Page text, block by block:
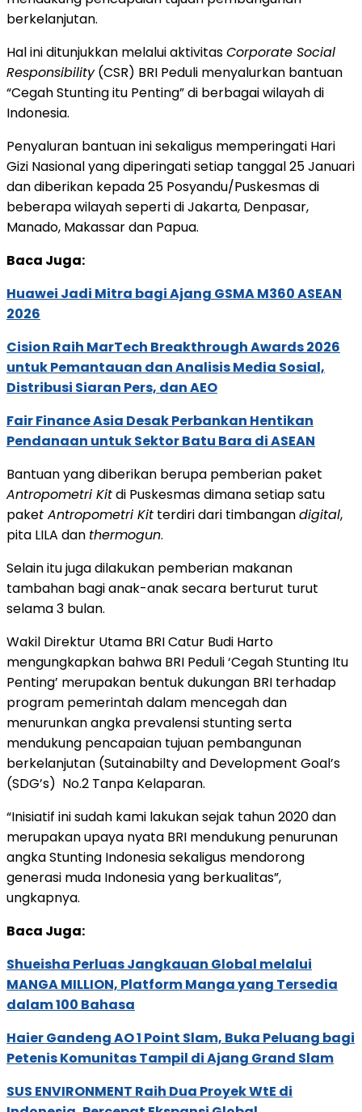
berkelanjutan.
Hal ini ditunjukkan melalui aktivitasCorporate Social
Responsibility(CSR) BRI Peduli menyalurkan bantuan
“Cegah Stunting itu Penting” di berbagai wilayah di
Indonesia.
Penyaluran bantuan ini sekaligus memperingati Hari
Gizi Nasional yang diperingati setiap tanggal 25 Januari
dan diberikan kepada 25 Posyandu/Puskesmas di
beberapa wilayah seperti di Jakarta, Denpasar,
Manado, Makassar dan Papua.
Baca Juga:
Huawei Jadi Mitra bagi Ajang GSMA M360 ASEAN
2026
Cision Raih MarTech Breakthrough Awards 2026
untuk Pemantauan dan Analisis Media Sosial,
Distribusi Siaran Pers, dan AEO
Fair Finance Asia Desak Perbankan Hentikan
Pendanaan untuk Sektor Batu Bara di ASEAN
Bantuan yang diberikan berupa pemberian paket
Antropometri Kitdi Puskesmas dimana setiap satu
paket Antropometri Kit terdiri dari timbangandigital,
pita LILA dan thermogun.
Selain itu juga dilakukan pemberian makanan
tambahan bagi anak-anak secara berturut turut
selama 3 bulan.
Wakil Direktur Utama BRI Catur Budi Harto
mengungkapkan bahwa BRI Peduli ‘Cegah Stunting Itu
Penting’ merupakan bentuk dukungan BRI terhadap
program pemerintah dalam mencegah dan
menurunkan angka prevalensi stunting serta
mendukung pencapaian tujuan pembangunan
berkelanjutan (Sutainabilty and Development Goal’s
(SDG’s) No.2 Tanpa Kelaparan.
“Inisiatif ini sudah kami lakukan sejak tahun 2020 dan
merupakan upaya nyata BRI mendukung penurunan
angka Stunting Indonesia sekaligus mendorong
generasi muda Indonesia yang berkualitas”,
ungkapnya.
Baca Juga:
Shueisha Perluas Jangkauan Global melalui
MANGA MILLION, Platform Manga yang Tersedia
dalam 100 Bahasa
Haier Gandeng AO 1 Point Slam, Buka Peluang bagi
Petenis Komunitas Tampil di Ajang Grand Slam
SUS ENVIRONMENT Raih Dua Proyek WtE di